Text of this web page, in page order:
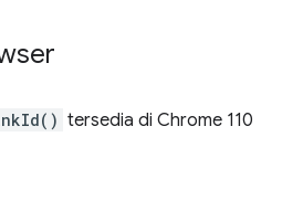
tersedia di Chrome 110